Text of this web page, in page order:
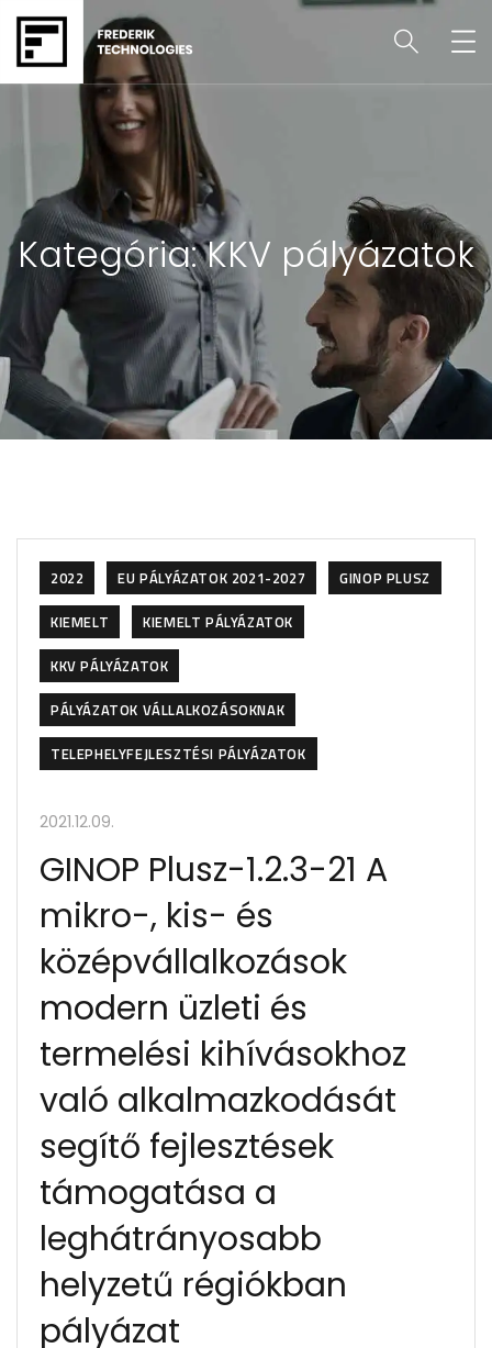
Kategória:KKV pályázatok
2022 EU PÁLYÁZATOK 2021-2027
GINOP PLUSZ
KIEMELT
KIEMELT PÁLYÁZATOK
KKV PÁLYÁZATOK
PÁLYÁZATOK VÁLLALKOZÁSOKNAK
TELEPHELYFEJLESZTÉSI PÁLYÁZATOK
2021.12.09.
GINOP Plusz-1.2.3-21 A
mikro-, kis- és
középvállalkozások
modern üzleti és
termelési kihívásokhoz
való alkalmazkodását
segítő fejlesztések
támogatása a
leghátrányosabb
helyzetű régiókban
pályázat